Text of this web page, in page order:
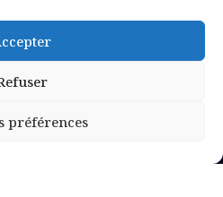
préférences